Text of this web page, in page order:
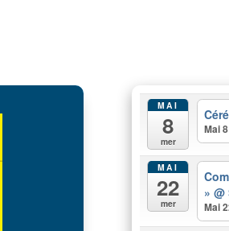
MAI
8
mer
Mai
MAI
22
mer
» @
Mai